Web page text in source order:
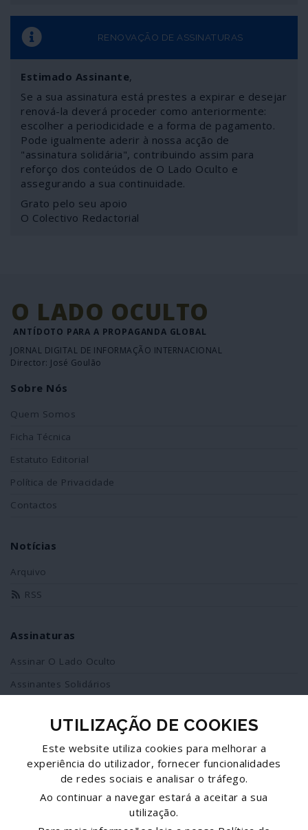
República Portuguesa.RENOVAÇÃO DE ASSINATURAS
Estimado Assinante,
Se a sua assinatura está prestes a expirar e desejar
renová-la deverá proceder como anteriormente:
escolher a periodicidade e a forma de pagamento.
Pode igualmente aderir à nossa acção de
"assinatura solidária", contribuindo assim para
reforço dos conteúdos de O Lado Oculto e
assegurando a sua continuidade.
Grato pelo seu apoio
O Colectivo Redactorial
O LADO OCULTO
ANTÍDOTO PARA A PROPAGANDA GLOBAL
JORNAL DIGITAL DE INFORMAÇÃO INTERNACIONAL
Director: José Goulão
Sobre Nós
Quem Somos
Ficha Técnica
Estatuto Editorial
Política de Privacidade
Contactos
Notícias
Arquivo
RSS
Assinaturas
Assinar O Lado Oculto
Assinantes Solidários
Redes Sociais
Siga-nos no facebook
UTILIZAÇÃO DE COOKIES
Este website utiliza cookies para melhorar a
experiência do utilizador, fornecer funcionalidades
de redes sociais e analisar o tráfego.
Ao continuar a navegar estará a aceitar a sua
utilização.